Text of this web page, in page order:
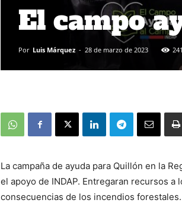
El campo
Por Luis Márquez - 28 de marzo de 2023 241
La campaña de ayuda para Quillón en la
el apoyo de INDAP. Entregaran recursos
consecuencias de los incendios